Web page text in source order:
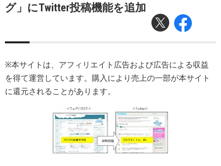
グ」にTwitter投稿機能を追加
※本サイトは、アフィリエイト広告および広告による収益
を得て運営しています。購入により売上の一部が本サイト
に還元されることがあります。